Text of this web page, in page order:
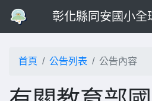
彰化縣同安國小全
首頁 公告列表 公告內容